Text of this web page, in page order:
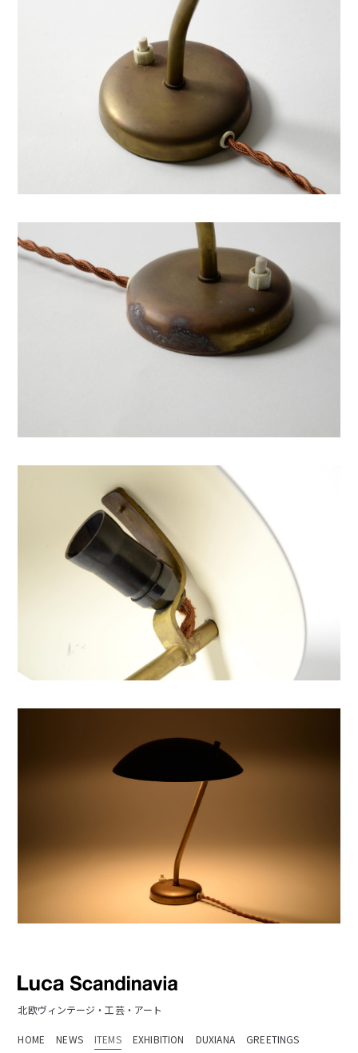
北欧ヴィンテージ・工芸・アート
HOME NEWS ITEMS EXHIBITION DUXIANA GREETINGS